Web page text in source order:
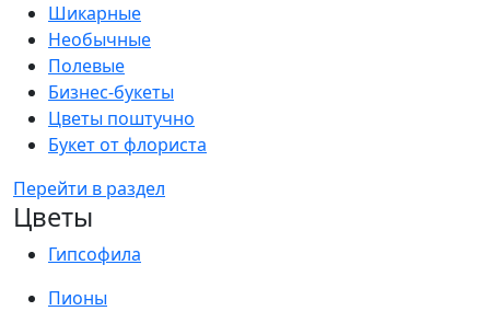
Шикарные
Необычные
Полевые
Бизнес-букеты
Цветы поштучно
Букет от флориста
Перейти в раздел
Цветы
Гипсофила
Пионы